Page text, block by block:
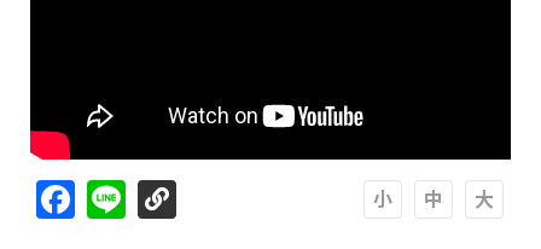
Facebook
Line